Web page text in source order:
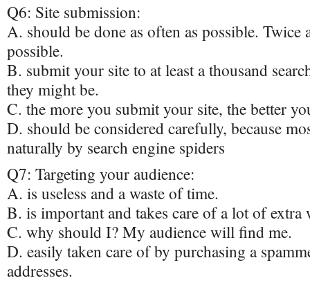
Q6: Site submission:
A. should be done as often as possible. Twice
possible.
B. submit your site to at least a thousand
they might be.
C. the more you submit your site, the better
D. should be considered carefully, because
naturally by search engine spiders
Q7: Targeting your audience:
A. is useless and a waste of time.
B. is important and takes care of a lot of extra
C. why should I? My audience will find me.
D. easily taken care of by purchasing a
addresses.